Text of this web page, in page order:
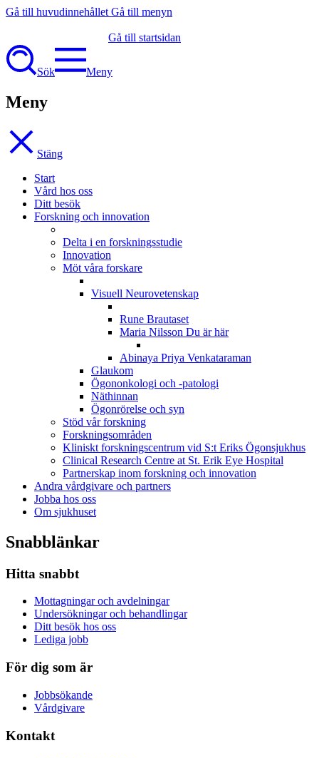
Gå till huvudinnehållet Gå till menyn
Gå till startsidan
Sök Meny
Meny
Stäng
Start
Vård hos oss
Ditt besök
Forskning och innovation
Delta i en forskningsstudie
Innovation
Möt våra forskare
Visuell Neurovetenskap
Rune Brautaset
Maria Nilsson Du är här
Abinaya Priya Venkataraman
Glaukom
Ögononkologi och -patologi
Näthinnan
Ögonrörelse och syn
Stöd vår forskning
Forskningsområden
Kliniskt forskningscentrum vid S:t Eriks Ögonsjukhus
Clinical Research Centre at St. Erik Eye Hospital
Partnerskap inom forskning och innovation
Andra vårdgivare och partners
Jobba hos oss
Om sjukhuset
Snabblänkar
Hitta snabbt
Mottagningar och avdelningar
Undersökningar och behandlingar
Ditt besök hos oss
Lediga jobb
För dig som är
Jobbsökande
Vårdgivare
Kontakt